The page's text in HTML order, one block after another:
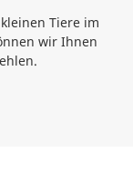
Tiere im
wir Ihnen